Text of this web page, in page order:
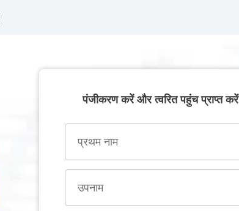
पंजीकरण करें और त्वरित पहुंच प्राप्त करें